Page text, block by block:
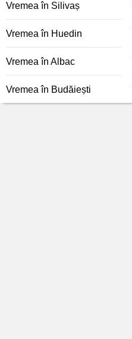
Vremea în Silivaș
Vremea în Huedin
Vremea în Albac
Vremea în Budăiești